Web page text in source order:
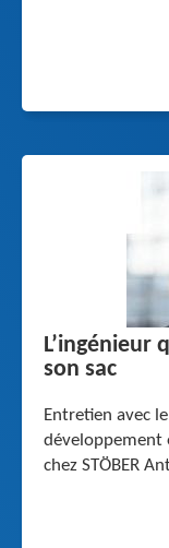
L’ingénieur
son sac
Entretien avec
développement
chez STÖBER